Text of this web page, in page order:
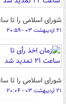
شورای اسلامی را تا ساعت ۲۲
۲۱ اردیبهشت ۰۳ - ۲۰:۵۹
شورای اسلامی را تا ساعت ۲۱
۲۱ اردیبهشت ۰۳ - ۲۰:۰۴